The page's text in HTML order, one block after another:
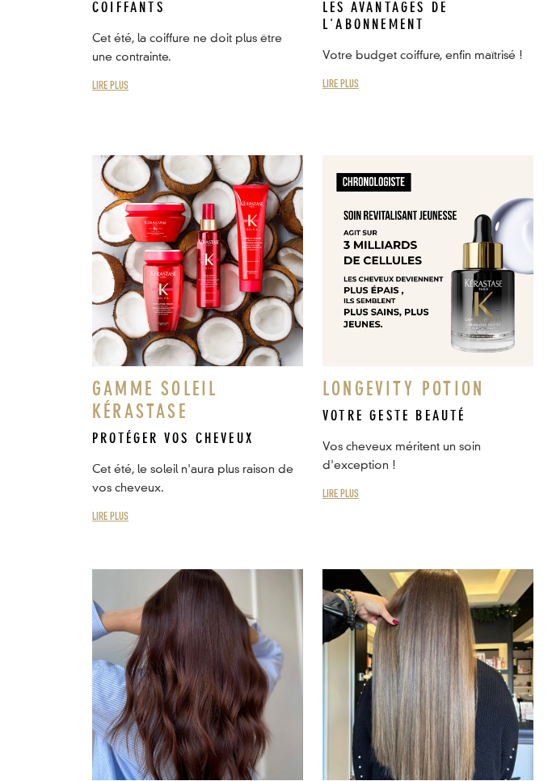
COIFFANTS
Cet été, la coiffure ne doit plus être
une contrainte.
LIRE PLUS
LES AVANTAGES DE
L'ABONNEMENT
Votre budget coiffure, enfin maîtrisé !
LIRE PLUS
GAMME SOLEIL
KÉRASTASE
PROTÉGER VOS CHEVEUX
Cet été, le soleil n'aura plus raison de
vos cheveux.
LIRE PLUS
LONGEVITY POTION
VOTRE GESTE BEAUTÉ
Vos cheveux méritent un soin
d'exception !
LIRE PLUS